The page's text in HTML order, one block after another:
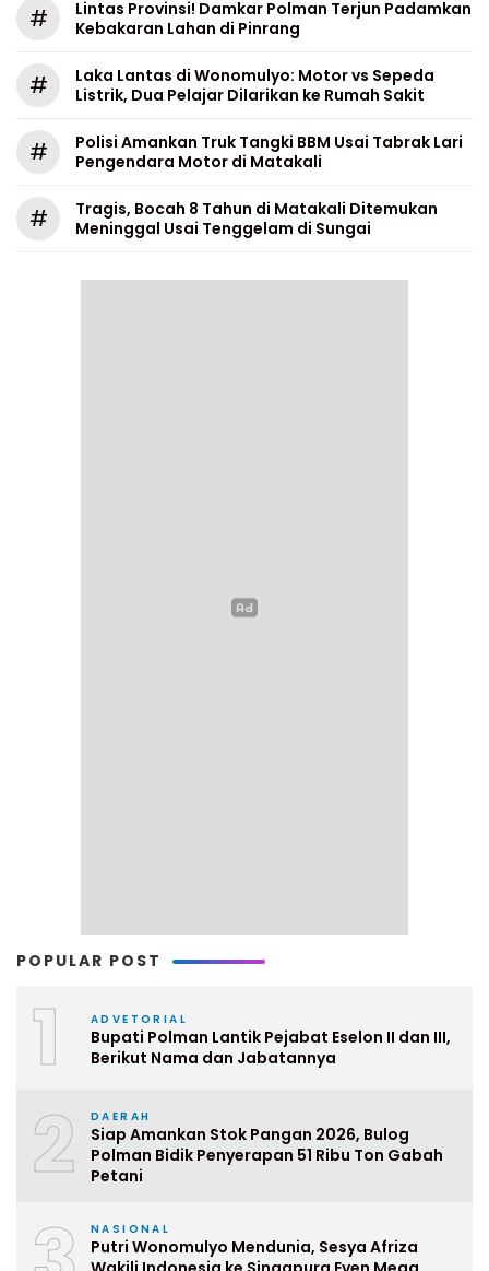
#
Lintas Provinsi! Damkar Polman Terjun Padamkan
Kebakaran Lahan di Pinrang
#
Laka Lantas di Wonomulyo: Motor vs Sepeda
Listrik, Dua Pelajar Dilarikan ke Rumah Sakit
#
Polisi Amankan Truk Tangki BBM Usai Tabrak Lari
Pengendara Motor di Matakali
#
Tragis, Bocah 8 Tahun di Matakali Ditemukan
Meninggal Usai Tenggelam di Sungai
POPULAR POST
1 ADVETORIAL
Bupati Polman Lantik Pejabat Eselon II dan III,
Berikut Nama dan Jabatannya
2 DAERAH
Siap Amankan Stok Pangan 2026, Bulog
Polman Bidik Penyerapan 51 Ribu Ton Gabah
Petani
NASIONAL
Putri Wonomulyo Mendunia, Sesya Afriza